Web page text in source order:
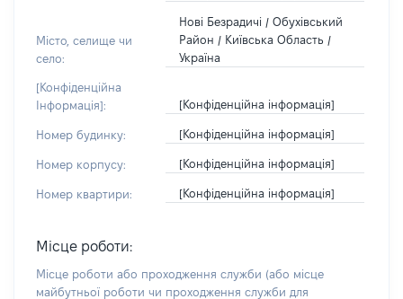
Місто, селище чи
село:
Нові Безрадичі / Обухівський
Район / Київська Область /
Україна
[Конфіденційна
Інформація]:
[Конфіденційна інформація]
Номер будинку: [Конфіденційна інформація]
Номер корпусу: [Конфіденційна інформація]
Номер квартири: [Конфіденційна інформація]
Місце роботи:
Місце роботи або проходження служби (або місце
майбутньої роботи чи проходження служби для